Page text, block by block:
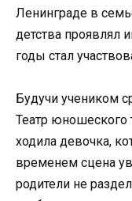
Ленинграде в
детства проявлял
годы стал
Будучи учеником
Театр юношеского
ходила девочка,
временем сцена
родители не